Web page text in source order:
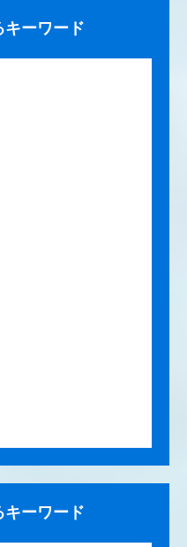
キーワード
キーワード